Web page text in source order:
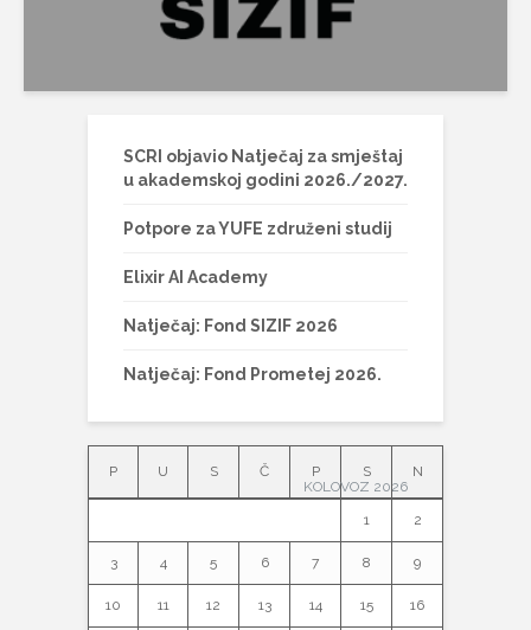
SCRI objavio Natječaj za smještaj
u akademskoj godini 2026./2027.
Potpore za YUFE združeni studij
Elixir AI Academy
Natječaj: Fond SIZIF 2026
Natječaj: Fond Prometej 2026.
KOLOVOZ 2026
P U S Č P S N
1 2
3 4 5 6 7 8 9
10 11 12 13 14 15 16